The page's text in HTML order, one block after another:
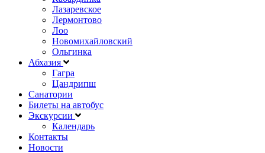
Лазаревское
Лермонтово
Лоо
Новомихайловский
Ольгинка
Абхазия
Гагра
Цандрипш
Санатории
Билеты на автобус
Экскурсии
Календарь
Контакты
Новости